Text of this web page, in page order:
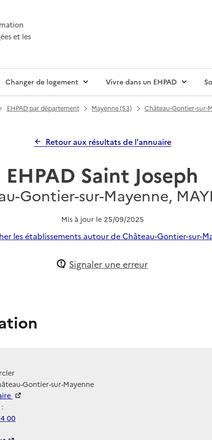
et les
Changer de logement Vivre dans un EHPAD
EHPAD par département Mayenne (53) Château-Gontier-sur-
Retour aux résultats de l'annuaire
EHPAD Saint Joseph
Gontier-sur-Mayenne,
Mis à jour le 25/09/2025
les établissements autour de Château-Gontier-sur-
Signaler une erreur
Gontier-sur-Mayenne
00